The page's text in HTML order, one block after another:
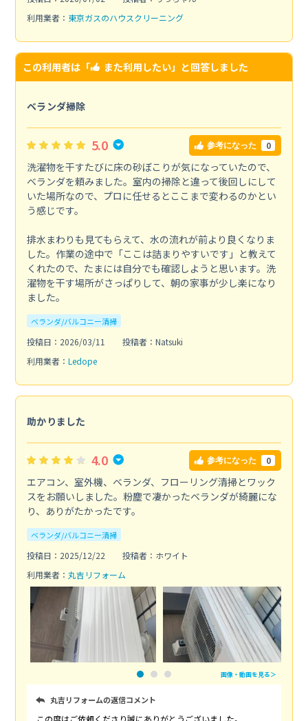
利用業者： 東京ガスのハウスクリーニング
この利用者は「 また利用したい」と回答しました
ベランダ掃除
5.0 参考になった 0
洗濯物を干すたびに床の砂ぼこりが気になっていたので、
ベランダを頼みました。室内の掃除と違って後回しにして
いた場所なので、プロに任せるとここまで変わるのかとい
う感じです。
排水まわりも見てもらえて、水の流れが前より良くなりま
した。作業の途中で「ここは詰まりやすいです」と教えて
くれたので、たまには自分でも確認しようと思います。洗
濯物を干す場所がさっぱりして、朝の家事が少し楽になり
ました。
ベランダ/バルコニー清掃
投稿日：2026/03/11
投稿者：Natsuki
利用業者： Ledope
助かりました
4.0 参考になった 0
エアコン、室外機、ベランダ、フローリング清掃とワック
スをお願いしました。粉塵で凄かったベランダが綺麗にな
り、ありがたかったです。
ベランダ/バルコニー清掃
投稿日：2025/12/22
投稿者：ホワイト
利用業者： 丸吉リフォーム
画像・動画を見る＞
丸吉リフォームの返信コメント
この度はご依頼くださり誠にありがとうございました。